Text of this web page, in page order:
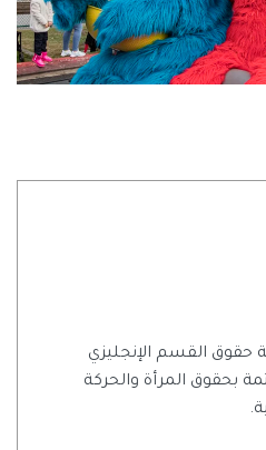
حقوق القسم الإنجليزي
المرأة والحركة